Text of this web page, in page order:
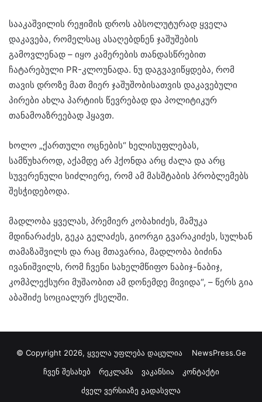
სააკაშვილის რეჟიმის დროს აბსოლუტურად ყველა
დაკავება, რომელსაც ასაღებდნენ ჯაშუშების
გამოვლენად – იყო კამერების თანდასწრებით
ჩატარებული PR-კლოუნადა. ნუ დაგვავიწყდება, რომ
თავის დროზე მათ მიერ ჯაშუშობისათვის დაკავებული
პირები ახლა პარტიის წევრებად და პოლიტიკურ
თანამოაზრეებად ჰყავთ.
ხოლო „ქართული ოცნების“ ხელისუფლებას,
სამწუხაროდ, აქამდე არ ჰქონდა არც ძალა და არც
სუვერენული სიძლიერე, რომ ამ მასშტაბის პრობლემებს
შესჭიდებოდა.
მადლობა ყველას, პრემიერ კობახიძეს, მამუკა
მდინარაძეს, გეკა გელაძეს, გიორგი გვარაკიძეს, სულხან
თამაზაშვილს და რაც მთავარია, მადლობა ბიძინა
ივანიშვილს, რომ ჩვენი სახელმწიფო ნაბიჯ-ნაბიჯ,
კომპლექსური მუშაობით ამ დონემდე მივიდა“, – წერს გია
აბაშიძე სოციალურ ქსელში.
© Copyright 2026, ყველა უფლება დაცულია NewsPress.Ge
ჩვენ შესახებ
რეკლამა ვაკანსია
კონტაქტი
ძველ ვერსიაზე გადასვლა